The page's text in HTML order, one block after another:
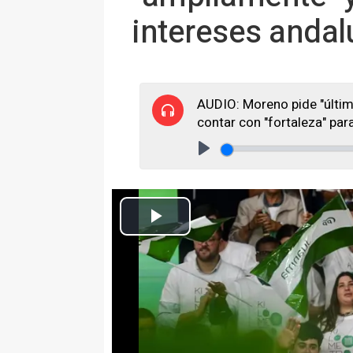
intereses
AUDIO: Moreno pide
contar con "fortaleza"
El presidente del PP de Andalucía y candidato a la reelección de
de 2026 en Málaga (Andalucía, España). El
Europa Press Andalucía
Actualizado: domingo, 10 mayo 2026 17:19
MÁLAGA 10 May. (EUROPA